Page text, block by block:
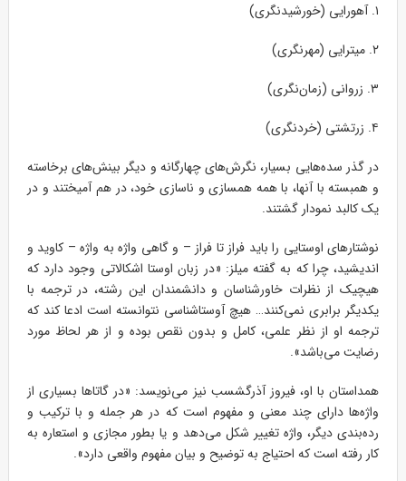
۱. آهورایی (خورشیدنگری)
۲. میترایی (مهرنگری)
۳. زروانی (زمان‌نگری)
۴. زرتشتی (خردنگری)
در گذر سده‌هایی بسیار، نگرش‌های چهارگانه و دیگر بینش‌های برخاسته
و همبسته با آنها، با همه همسازی و ناسازی خود، در هم آمیختند و در
یک کالبد نمودار گشتند.
نوشتارهای اوستایی را باید فراز تا فراز – و گاهی واژه به واژه – کاوید و
اندیشید، چرا که به گفته میلز: «در زبان اوستا اشکالاتی وجود دارد که
هیچیک از نظرات خاورشناسان و دانشمندان این رشته، در ترجمه با
یکدیگر برابری نمی‌کنند… هیچ آوستاشناسی نتوانسته است ادعا کند که
ترجمه او از نظر علمی، کامل و بدون نقص بوده و از هر لحاظ مورد
رضایت می‌باشد».
همداستان با او، فیروز آذرگشسب نیز می‌نویسد: «در گاتاها بسیاری از
واژه‌ها دارای چند معنی و مفهوم است که در هر جمله و با ترکیب و
رده‌بندی دیگر، واژه تغییر شکل می‌دهد و یا بطور مجازی و استعاره به
کار رفته است که احتیاج به توضیح و بیان مفهوم واقعی دارد».